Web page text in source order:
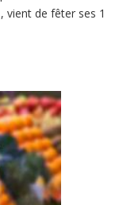
vient de fêter ses 1